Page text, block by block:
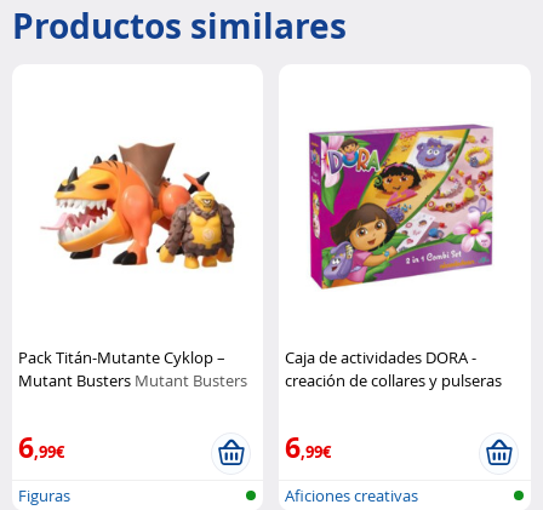
Productos similares
Pack Titán-Mutante Cyklop –
Mutant Busters Mutant Busters
6,99€
Figuras
Caja de actividades DORA -
creación de collares y pulseras
6,99€
Aficiones creativas